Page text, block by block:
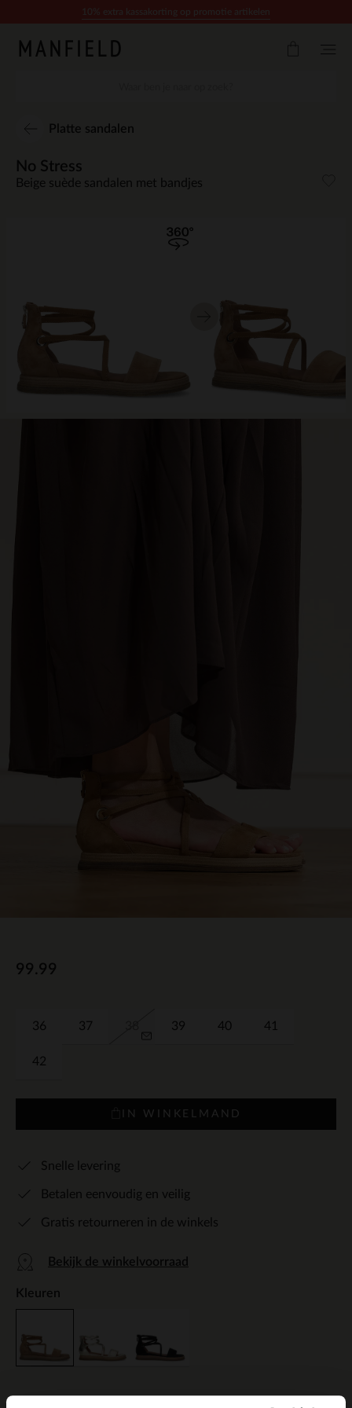
Platte sandalen
No Stress
Beige suède sandalen met bandjes
99.99
36 37 39 40 41
42
IN WINKELMAND
Snelle levering
Betalen eenvoudig en veilig
Gratis retourneren in de winkels
Bekijk de winkelvoorraad
Kleuren